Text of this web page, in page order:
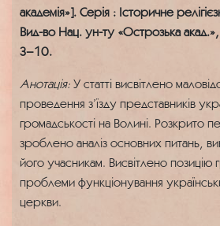
академія»]. Серія : Історичне
Вид-во Нац. ун-ту «Острозька
3–10.
Анотація: У статті висвітлено
проведення з’їзду представників
громадськості на Волині. Розкрито
зроблено аналіз основних питань,
його учасникам. Висвітлено позицію
проблеми функціонування
церкви.